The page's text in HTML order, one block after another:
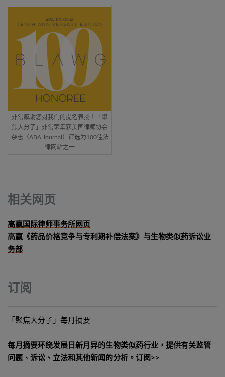
非常感谢您对我们的提名表扬！「聚
焦大分子」非常荣幸获美国律师协会
杂志（ABA Journal）评选为100佳法
律网站之一
相关网页
高赢国际律师事务所网页
高赢《药品价格竞争与专利期补偿法案》与生物类似药诉讼业
务部
订阅
「聚焦大分子」每月摘要
每月摘要环绕发展日新月异的生物类似药行业，提供有关监管
问题、诉讼、立法和其他新闻的分析。 订阅>>